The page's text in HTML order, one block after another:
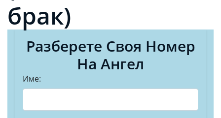
брак)
Разберете Своя Номер
На Ангел
Име: